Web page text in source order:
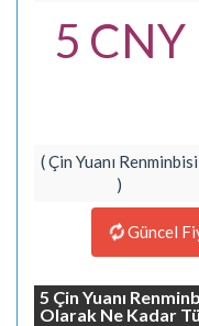
5 CNY
( Çin Yuanı Renminbisi
)
Güncel
5 Çin Yuanı
Olarak Ne Kadar